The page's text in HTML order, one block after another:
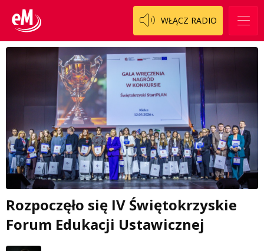
WŁĄCZ RADIO
Rozpoczęło się IV Świętokrzyskie
Forum Edukacji Ustawicznej